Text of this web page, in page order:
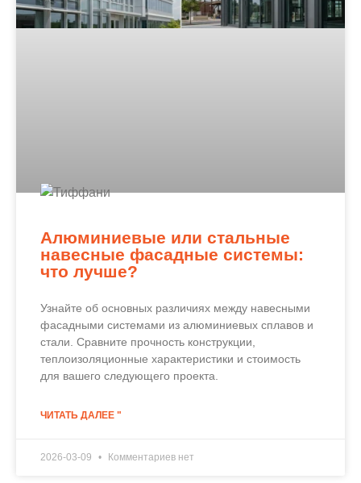
Алюминиевые или стальные
навесные фасадные системы:
что лучше?
Узнайте об основных различиях между навесными
фасадными системами из алюминиевых сплавов и
стали. Сравните прочность конструкции,
теплоизоляционные характеристики и стоимость
для вашего следующего проекта.
ЧИТАТЬ ДАЛЕЕ "
2026-03-09 Комментариев нет